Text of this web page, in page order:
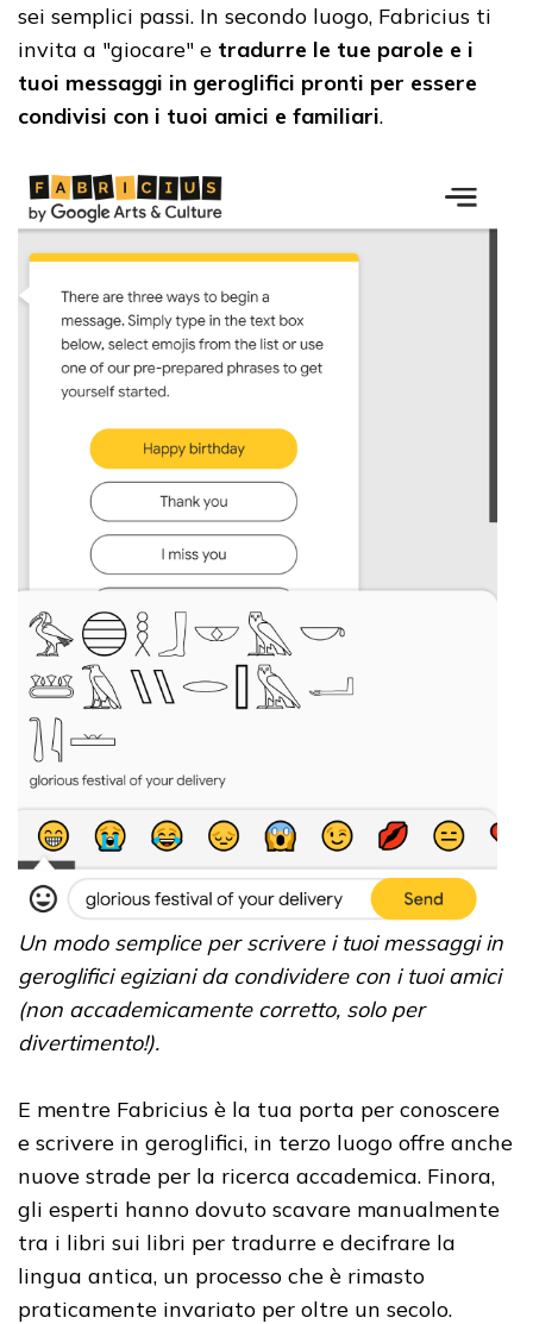
sei semplici passi. In secondo luogo, Fabricius ti
invita a "giocare" e tradurre le tue parole e i
tuoi messaggi in geroglifici pronti per essere
condivisi con i tuoi amici e familiari.
Un modo semplice per scrivere i tuoi messaggi in
geroglifici egiziani da condividere con i tuoi amici
(non accademicamente corretto, solo per
divertimento!).
E mentre Fabricius è la tua porta per conoscere
e scrivere in geroglifici, in terzo luogo offre anche
nuove strade per la ricerca accademica. Finora,
gli esperti hanno dovuto scavare manualmente
tra i libri sui libri per tradurre e decifrare la
lingua antica, un processo che è rimasto
praticamente invariato per oltre un secolo.